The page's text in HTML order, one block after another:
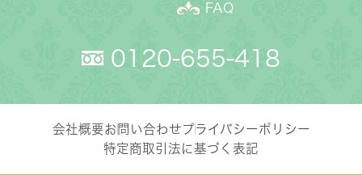
FAQ
0120-655-418
会社概要お問い合わせプライバシーポリシー
特定商取引法に基づく表記